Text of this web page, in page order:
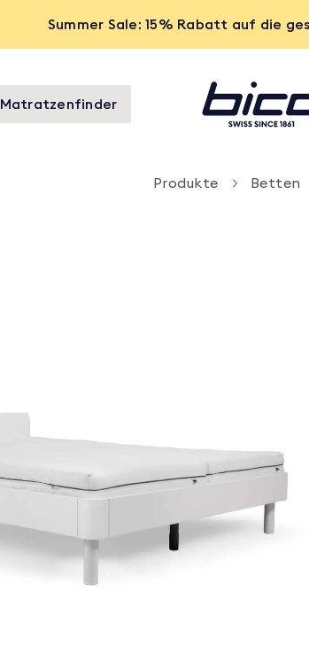
Summer Sale: 15% Rabatt auf die
Matratzenfinder
Produkte Betten